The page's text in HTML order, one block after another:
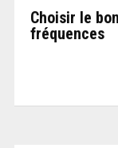
Choisir le
fréquences